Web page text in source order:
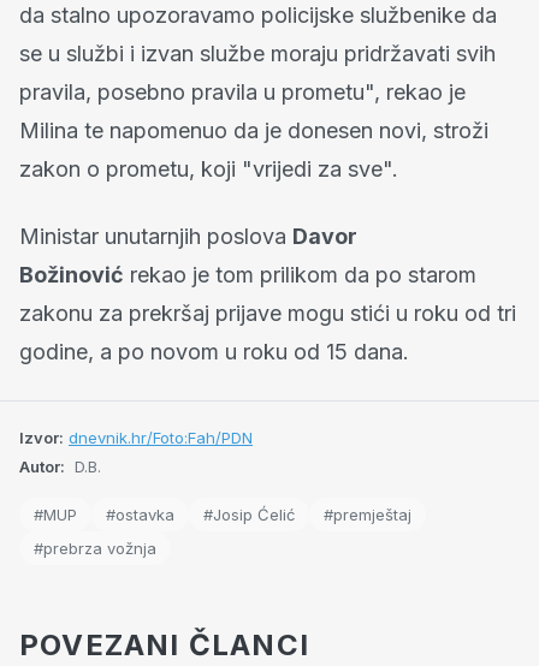
da stalno upozoravamo policijske službenike da
se u službi i izvan službe moraju pridržavati svih
pravila, posebno pravila u prometu", rekao je
Milina te napomenuo da je donesen novi, stroži
zakon o prometu, koji "vrijedi za sve".
Ministar unutarnjih poslova Davor
Božinović rekao je tom prilikom da po starom
zakonu za prekršaj prijave mogu stići u roku od tri
godine, a po novom u roku od 15 dana.
Izvor: dnevnik.hr/Foto:Fah/PDN
Autor: D.B.
#MUP #ostavka #Josip Ćelić
#premještaj
#prebrza vožnja
POVEZANI ČLANCI